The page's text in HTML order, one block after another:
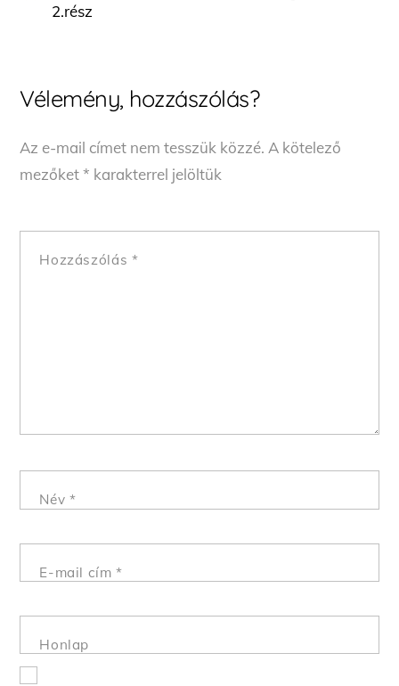
2.rész
Vélemény, hozzászólás?
Az e-mail címet nem tesszük közzé. A kötelező
mezőket* karakterrel jelöltük
Hozzászólás *
Név *
E-mail cím*
Honlap